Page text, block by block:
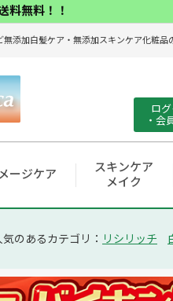
料無料！！
添加白髪ケア・無添加スキンケア化粧品
ロ
・会
ージケア
スキンケア
メイク
気のあるカテゴリ： リシリッチ